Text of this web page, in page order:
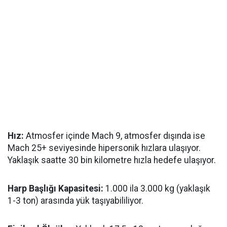
Hız: Atmosfer içinde Mach 9, atmosfer dışında ise
Mach 25+ seviyesinde hipersonik hızlara ulaşıyor.
Yaklaşık saatte 30 bin kilometre hızla hedefe ulaşıyor.
Harp Başlığı Kapasitesi: 1.000 ila 3.000 kg (yaklaşık
1-3 ton) arasında yük taşıyabililiyor.